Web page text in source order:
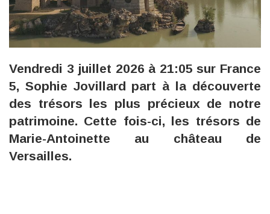
Vendredi 3 juillet 2026 à 21:05 sur France
5, Sophie Jovillard part à la découverte
des trésors les plus précieux de notre
patrimoine. Cette fois-ci, les trésors de
Marie-Antoinette au château de
Versailles.